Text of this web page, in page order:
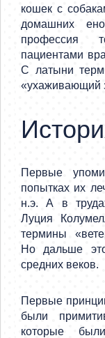
кошек с
домашних
профессия
пациентами
С латыни
«ухаживающий
Первые
попытках их
н.э. А в
Луция
термины
Но дальше
средних веков.
Первые
были
которые